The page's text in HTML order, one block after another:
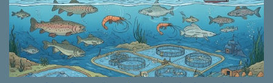
chính cấp xã, phường, thị trấn.